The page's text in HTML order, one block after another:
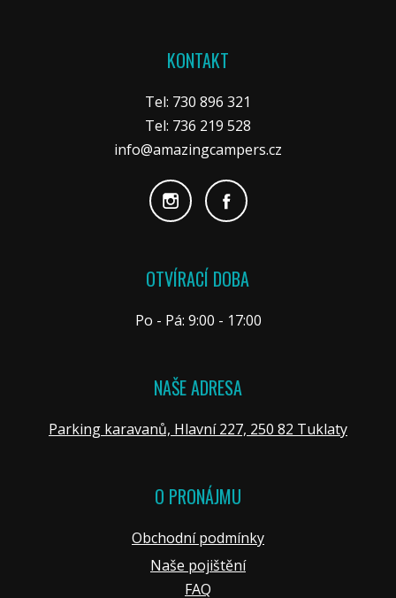
KONTAKT
Tel: 730 896 321
Tel: 736 219 528
info@amazingcampers.cz
OTVÍRACÍ DOBA
Po - Pá: 9:00 - 17:00
NAŠE ADRESA
Parking karavanů, Hlavní 227, 250 82 Tuklaty
O PRONÁJMU
Obchodní podmínky
Naše pojištění
FAQ